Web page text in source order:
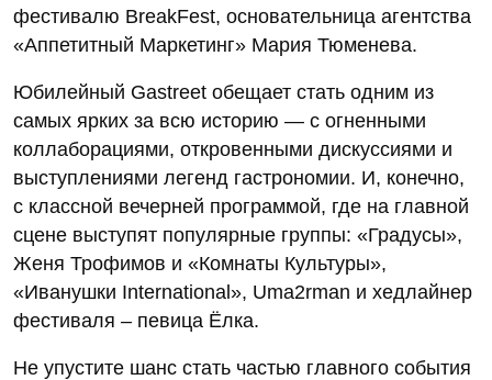
фестивалю BreakFest, основательница агентства
«Аппетитный Маркетинг» Мария Тюменева.
Юбилейный Gastreet обещает стать одним из
самых ярких за всю историю — с огненными
коллаборациями, откровенными дискуссиями и
выступлениями легенд гастрономии. И, конечно,
с классной вечерней программой, где на главной
сцене выступят популярные группы: «Градусы»,
Женя Трофимов и «Комнаты Культуры»,
«Иванушки International», Uma2rman и хедлайнер
фестиваля – певица Ёлка.
Не упустите шанс стать частью главного события